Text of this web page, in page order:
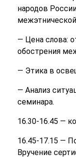
народов
— Цена слова:
обострения
— Этика в
— Анализ
семинара.
16.30-16.45 —
16.45-17.15 —
Вручение